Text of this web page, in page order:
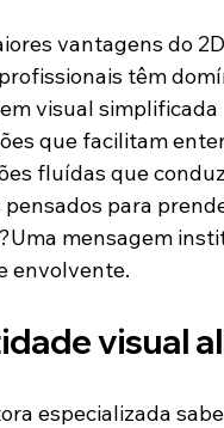
vantagens do
têm
visual simplificada
que facilitam
fluídas que
pensados para
mensagem
envolvente.
visual
especializada